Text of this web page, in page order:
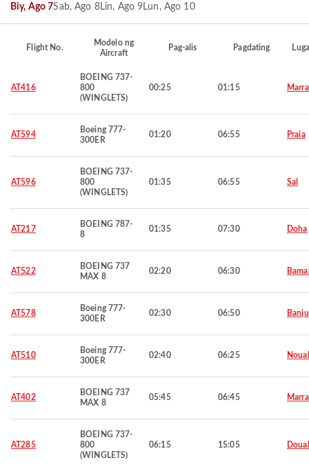
Biy, Ago 7Sab, Ago 8Lin, Ago 9Lun, Ago 10
Flight No.
Modelo ng
Aircraft
Pag-alis Pagdating
AT416
BOEING 737-
800
(WINGLETS)
00:25 01:15
AT594
Boeing 777-
300ER
01:20 06:55 Praia
AT596
BOEING 737-
800
(WINGLETS)
01:35 06:55 Sal
AT217
BOEING 787-
8
01:35 07:30 Doha
AT522
BOEING 737
MAX 8
02:20 06:30
AT578
Boeing 777-
300ER
02:30 06:50
AT510
Boeing 777-
300ER
02:40 06:25
AT402
BOEING 737
MAX 8
05:45 06:45
AT285
BOEING 737-
800
(WINGLETS)
06:15 15:05